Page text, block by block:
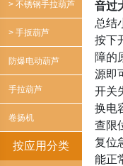
> 不锈钢手拉葫芦
> 手扳葫芦
防爆电动葫芦
手拉葫芦
卷扬机
按应用分类
音过
总结
按下
障的
源即
开关
换电
查限
复位
能正